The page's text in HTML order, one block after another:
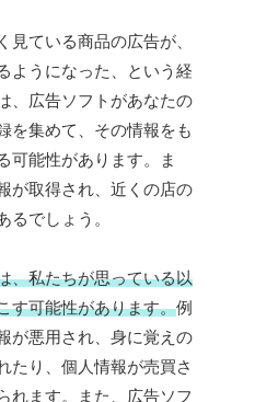
見ている商品の広告が、
ようになった、という経
、広告ソフトがあなたの
を集めて、その情報をも
可能性があります。ま
が取得され、近くの店の
るでしょう。
、私たちが思っている以
す可能性があります。例
が悪用され、身に覚えの
たり、個人情報が売買さ
れます。また、広告ソフ